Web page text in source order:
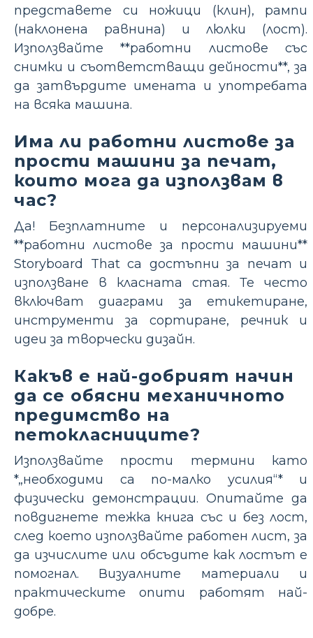
представете си ножици (клин), рампи
(наклонена равнина) и люлки (лост).
Използвайте **работни листове със
снимки и съответстващи дейности**, за
да затвърдите имената и употребата
на всяка машина.
Има ли работни листове за
прости машини за печат,
които мога да използвам в
час?
Да! Безплатните и персонализируеми
**работни листове за прости машини**
Storyboard That са достъпни за печат и
използване в класната стая. Те често
включват диаграми за етикетиране,
инструменти за сортиране, речник и
идеи за творчески дизайн.
Какъв е най-добрият начин
да се обясни механичното
предимство на
петокласниците?
Използвайте прости термини като
*„необходими са по-малко усилия“* и
физически демонстрации. Опитайте да
повдигнете тежка книга със и без лост,
след което използвайте работен лист, за
да изчислите или обсъдите как лостът е
помогнал. Визуалните материали и
практическите опити работят най-
добре.